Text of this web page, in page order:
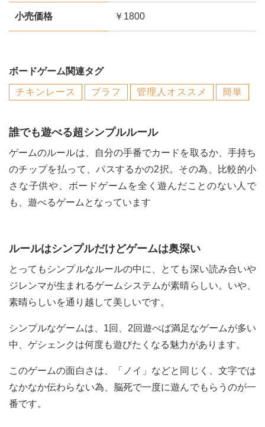
小売価格 ￥1800
ボードゲーム関連タグ
チキンレース ブラフ 管理人オススメ 簡単
誰でも遊べる超シンプルルール
ゲームのルールは、自分の手番でカードを取るか、手持ち
のチップを払って、パスするかの2択。その為、比較的小
さな子供や、ボードゲームを全く遊んだことのない人で
も、遊べるゲームとなっています
ルールはシンプルだけどゲームは奥深い
とってもシンプルなルールの中に、とても深い読み合いや
ジレンマが生まれるゲームシステムが素晴らしい。いや、
素晴らしいを通り越して美しいです。
シンプルなゲームは、1回、2回遊べば満足なゲームが多い
中、ゲシェンクは何度も遊びたくなる魅力があります。
このゲームの面白さは、「ノイ」などと同じく、文字では
なかなか伝わらない為、脳死で一度に遊んでもらうのが一
番です。